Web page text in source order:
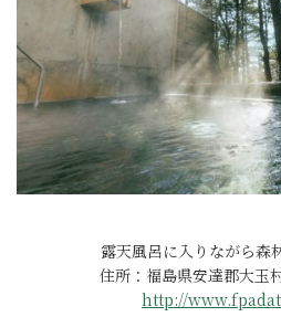
露天風呂に入りながら森
住所：福島県安達郡大玉
http://